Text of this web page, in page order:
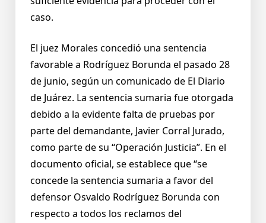
caso.
El juez Morales concedió una sentencia
favorable a Rodríguez Borunda el pasado 28
de junio, según un comunicado de El Diario
de Juárez. La sentencia sumaria fue otorgada
debido a la evidente falta de pruebas por
parte del demandante, Javier Corral Jurado,
como parte de su “Operación Justicia”. En el
documento oficial, se establece que “se
concede la sentencia sumaria a favor del
defensor Osvaldo Rodríguez Borunda con
respecto a todos los reclamos del